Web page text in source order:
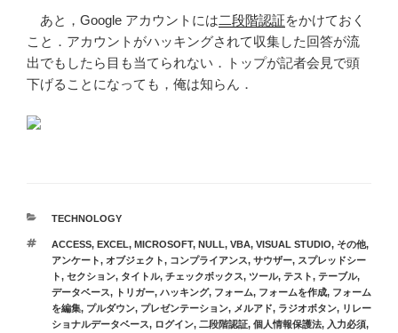
あと，Google アカウントには二段階認証をかけておく
こと．アカウントがハッキングされて収集した回答が流
出でもしたら目も当てられない．トップが記者会見で頭
下げることになっても，俺は知らん．
カ
ゴ
リ
ー
TECHNOLOGY
タ
グ
ACCESS, EXCEL, MICROSOFT, NULL, VBA, VISUAL STUDIO, その他,
アンケート, オブジェクト, コンプライアンス, サウザー, スプレッドシー
ト, セクション, タイトル, チェックボックス, ツール, テスト, テーブル,
データベース, トリガー, ハッキング, フォーム, フォームを作成, フォーム
を編集, プルダウン, プレゼンテーション, メルアド, ラジオボタン, リレー
ショナルデータベース, ログイン, 二段階認証, 個人情報保護法, 入力必須,